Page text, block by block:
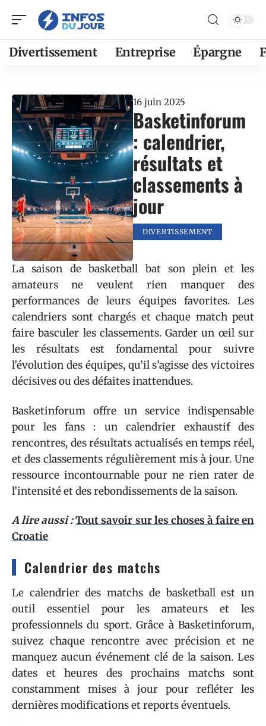
Divertissement Entreprise Épargne
16 juin 2025
Basketinforum
: calendrier,
résultats et
classements à
jour
DIVERTISSEMENT
La saison de basketball bat son plein et les
amateurs ne veulent rien manquer des
performances de leurs équipes favorites. Les
calendriers sont chargés et chaque match peut
faire basculer les classements. Garder un œil sur
les résultats est fondamental pour suivre
l’évolution des équipes, qu’il s’agisse des victoires
décisives ou des défaites inattendues.
Basketinforum offre un service indispensable
pour les fans : un calendrier exhaustif des
rencontres, des résultats actualisés en temps réel,
et des classements régulièrement mis à jour. Une
ressource incontournable pour ne rien rater de
l’intensité et des rebondissements de la saison.
A lire aussi :Tout savoir sur les choses à faire en
Croatie
Calendrier des matchs
Le calendrier des matchs de basketball est un
outil essentiel pour les amateurs et les
professionnels du sport. Grâce à Basketinforum,
suivez chaque rencontre avec précision et ne
manquez aucun événement clé de la saison. Les
dates et heures des prochains matchs sont
constamment mises à jour pour refléter les
dernières modifications et reports éventuels.